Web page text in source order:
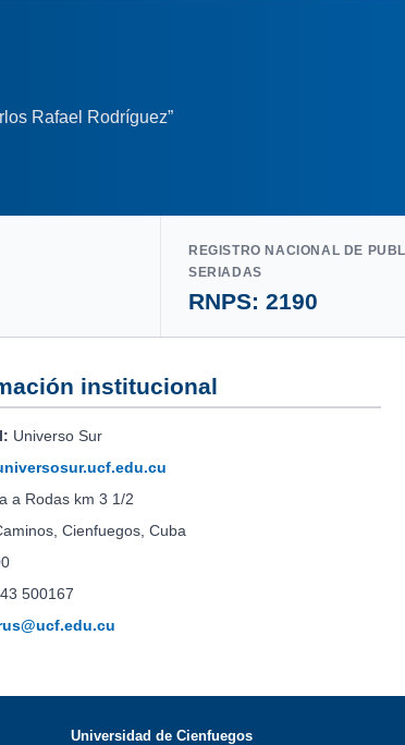
Rafael Rodríguez”
REGISTRO NACIONAL DE
SERIADAS
RNPS: 2190
institucional
Universo Sur
a Rodas km 3 1/2
Cienfuegos, Cuba
500167
Universidad de Cienfuegos